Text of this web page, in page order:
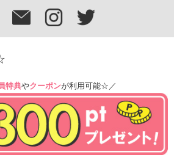
特典やクーポンが利用可能☆／